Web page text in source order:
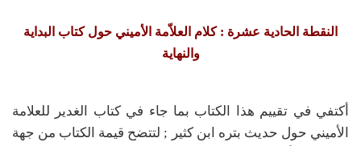
النقطة الحادية عشرة : كلام العلاّمة الأميني حول كتاب البداية
والنهاية
أكتفي في تقييم هذا الكتاب بما جاء في كتاب الغدير للعلامة
الأميني حول حديث بتره ابن كثير ; لتتضح قيمة الكتاب من جهة